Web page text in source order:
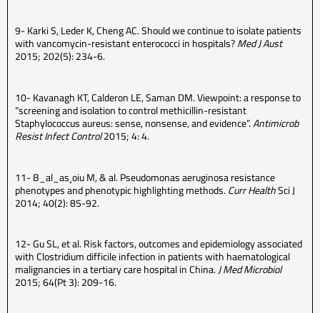
9- Karki S, Leder K, Cheng AC. Should we continue to isolate patients
with vancomycin-resistant enterococci in hospitals?Med J Aust
2015; 202(5): 234-6.
10- Kavanagh KT, Calderon LE, Saman DM. Viewpoint: a response to
“screening and isolation to control methicillin-resistant
Staphylococcus aureus: sense, nonsense, and evidence”.Antimicrob
Resist Infect Control2015; 4: 4.
11- B_al_as¸oiu M, & al. Pseudomonas aeruginosa resistance
phenotypes and phenotypic highlighting methods.Curr HealthSci J
2014; 40(2): 85-92.
12- Gu SL, et al. Risk factors, outcomes and epidemiology associated
with Clostridium difficile infection in patients with haematological
malignancies in a tertiary care hospital in China.J Med Microbiol
2015; 64(Pt 3): 209-16.